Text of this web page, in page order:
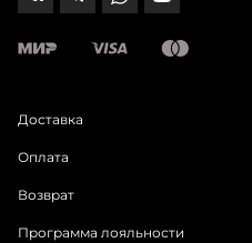
Доставка
Оплата
Возврат
Программа лояльности